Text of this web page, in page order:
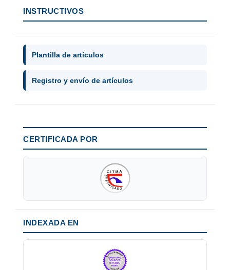
INSTRUCTIVOS
Plantilla de artículos
Registro y envío de artículos
CERTIFICADA POR
INDEXADA EN